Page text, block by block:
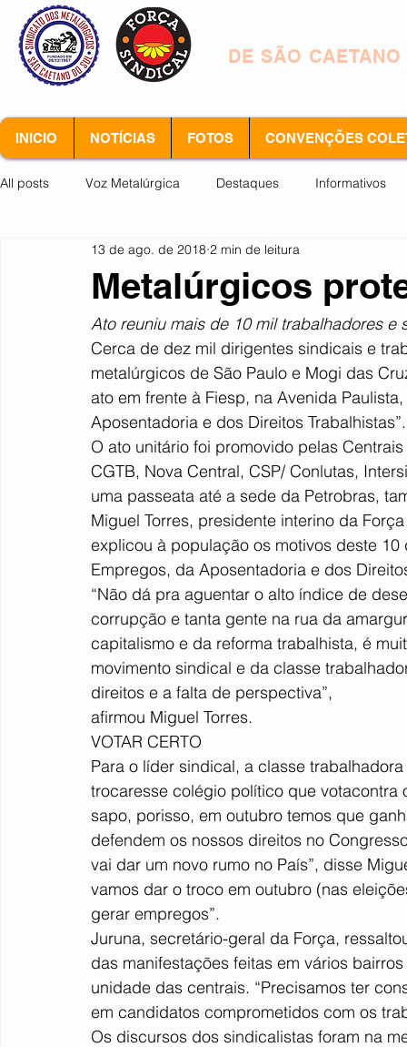
DE SÃO
INICIO NOTÍCIAS FOTOS CONVENÇÕES
All posts Voz Metalúrgica Destaques Informativos
Arquivo morto
Metalúrgicos
13 de ago. de 2018 2 min de leitura
Ato reuniu mais de 10 mil trabalhadores e
Cerca de dez mil dirigentes sindicais e
metalúrgicos de São Paulo e Mogi das
ato em frente à Fiesp, na Avenida
Aposentadoria e dos Direitos Trabalhistas”.
O ato unitário foi promovido pelas
CGTB, Nova Central, CSP/ Conlutas,
uma passeata até a sede da Petrobras,
Miguel Torres, presidente interino da
explicou à população os motivos deste
Empregos, da Aposentadoria e dos
“Não dá pra aguentar o alto índice de
corrupção e tanta gente na rua da
capitalismo e da reforma trabalhista, é
movimento sindical e da classe
direitos e a falta de perspectiva”,
afirmou Miguel Torres.
VOTAR CERTO
Para o líder sindical, a classe
trocaresse colégio político que
sapo, porisso, em outubro temos que
defendem os nossos direitos no
vai dar um novo rumo no País”, disse
vamos dar o troco em outubro (nas
gerar empregos”.
Juruna, secretário-geral da Força,
das manifestações feitas em vários
unidade das centrais. “Precisamos ter
em candidatos comprometidos com os
Os discursos dos sindicalistas foram na